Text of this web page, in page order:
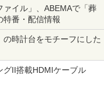
イル」、ABEMAで「葬
特番・配信情報
の時計台をモチーフにした
グII搭載HDMIケーブル